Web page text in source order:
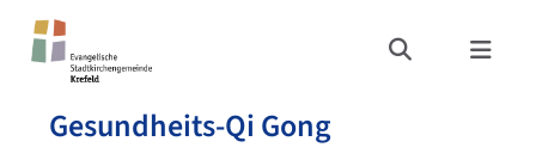
Gesundheits-Qi Gong